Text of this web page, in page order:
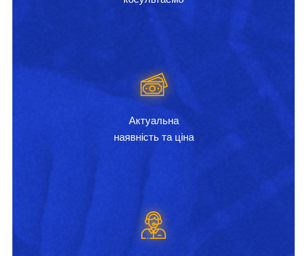
Актуальна
наявність та ціна